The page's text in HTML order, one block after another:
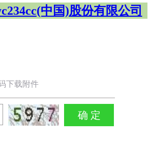
中国)股份有限公司
下载附件